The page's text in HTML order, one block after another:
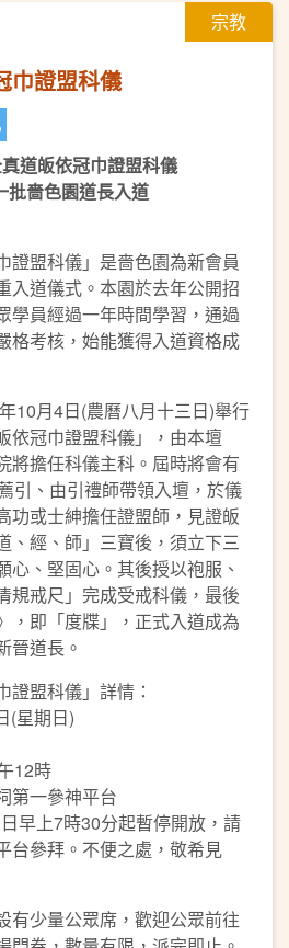
宗教
巾證盟科儀
道皈依冠巾證盟科儀
批嗇色園道長入道
證盟科儀」是嗇色園為新會員
入道儀式。本園於去年公開招
學員經過一年時間學習，通過
格考核，始能獲得入道資格成
10月4日(農曆八月十三日)舉行
依冠巾證盟科儀」，由本壇
將擔任科儀主科。屆時將會有
引、由引禮師帶領入壇，於儀
功或士紳擔任證盟師，見證皈
、經、師」三寶後，須立下三
心、堅固心。其後授以袍服、
規戒尺」完成受戒科儀，最後
，即「度牒」，正式入道成為
晉道長。
證盟科儀」詳情：
(星期日)
12時
第一參神平台
早上7時30分起暫停開放，請
台參拜。不便之處，敬希見
有少量公眾席，歡迎公眾前往